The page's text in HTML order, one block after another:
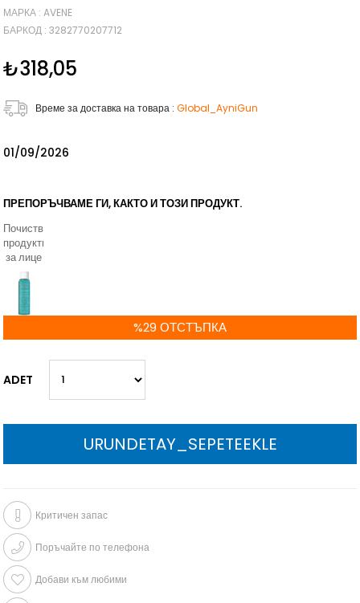
МАРКА : AVENE
БАРКОД : 3282770207712
₺318,05
Време за доставка на товара : Global_AyniGun
01/09/2026
ПРЕПОРЪЧВАМЕ ГИ, КАКТО И ТОЗИ ПРОДУКТ.
Почистващи
продукти
за лице
%29 ОТСТЪПКА
ADET
Критичен запас
Поръчайте по телефона
Добави към любими